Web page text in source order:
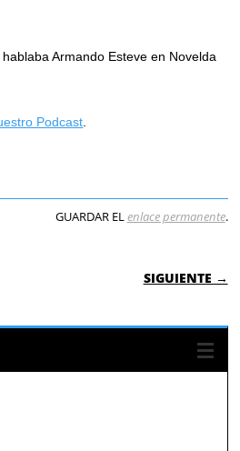
Armando Esteve en Novelda
Podcast
GUARDAR EL enlace permanente.
DE ENTRADAS
SIGUIENTE →